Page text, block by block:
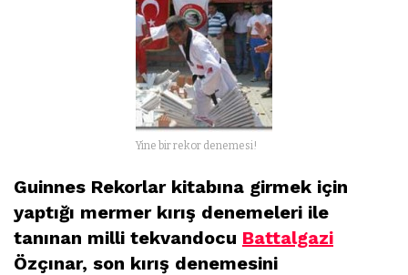
Yine bir rekor denemesi!
Guinnes Rekorlar kitabına girmek için
yaptığı mermer kırış denemeleri ile
tanınan milli tekvandocu Battalgazi
Özçınar, son kırış denemesini